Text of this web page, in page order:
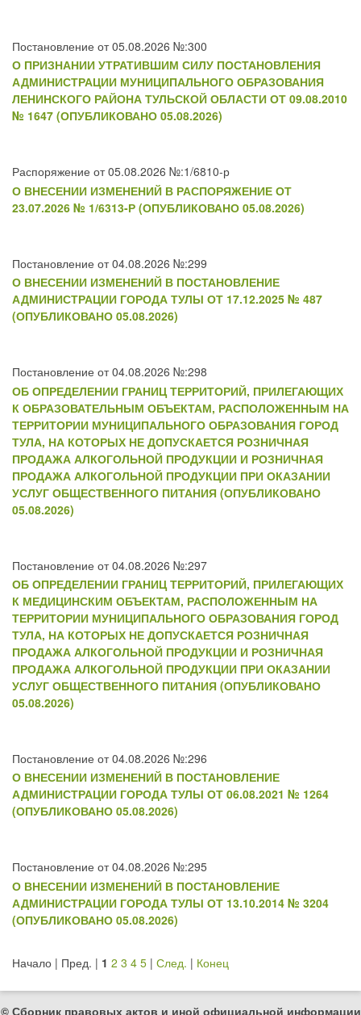
Постановление от 05.08.2026 №:300
О ПРИЗНАНИИ УТРАТИВШИМ СИЛУ ПОСТАНОВЛЕНИЯ
АДМИНИСТРАЦИИ МУНИЦИПАЛЬНОГО ОБРАЗОВАНИЯ
ЛЕНИНСКОГО РАЙОНА ТУЛЬСКОЙ ОБЛАСТИ ОТ 09.08.2010
№ 1647 (ОПУБЛИКОВАНО 05.08.2026)
Распоряжение от 05.08.2026 №:1/6810-р
О ВНЕСЕНИИ ИЗМЕНЕНИЙ В РАСПОРЯЖЕНИЕ ОТ
23.07.2026 № 1/6313-Р (ОПУБЛИКОВАНО 05.08.2026)
Постановление от 04.08.2026 №:299
О ВНЕСЕНИИ ИЗМЕНЕНИЙ В ПОСТАНОВЛЕНИЕ
АДМИНИСТРАЦИИ ГОРОДА ТУЛЫ ОТ 17.12.2025 № 487
(ОПУБЛИКОВАНО 05.08.2026)
Постановление от 04.08.2026 №:298
ОБ ОПРЕДЕЛЕНИИ ГРАНИЦ ТЕРРИТОРИЙ, ПРИЛЕГАЮЩИХ
К ОБРАЗОВАТЕЛЬНЫМ ОБЪЕКТАМ, РАСПОЛОЖЕННЫМ НА
ТЕРРИТОРИИ МУНИЦИПАЛЬНОГО ОБРАЗОВАНИЯ ГОРОД
ТУЛА, НА КОТОРЫХ НЕ ДОПУСКАЕТСЯ РОЗНИЧНАЯ
ПРОДАЖА АЛКОГОЛЬНОЙ ПРОДУКЦИИ И РОЗНИЧНАЯ
ПРОДАЖА АЛКОГОЛЬНОЙ ПРОДУКЦИИ ПРИ ОКАЗАНИИ
УСЛУГ ОБЩЕСТВЕННОГО ПИТАНИЯ (ОПУБЛИКОВАНО
05.08.2026)
Постановление от 04.08.2026 №:297
ОБ ОПРЕДЕЛЕНИИ ГРАНИЦ ТЕРРИТОРИЙ, ПРИЛЕГАЮЩИХ
К МЕДИЦИНСКИМ ОБЪЕКТАМ, РАСПОЛОЖЕННЫМ НА
ТЕРРИТОРИИ МУНИЦИПАЛЬНОГО ОБРАЗОВАНИЯ ГОРОД
ТУЛА, НА КОТОРЫХ НЕ ДОПУСКАЕТСЯ РОЗНИЧНАЯ
ПРОДАЖА АЛКОГОЛЬНОЙ ПРОДУКЦИИ И РОЗНИЧНАЯ
ПРОДАЖА АЛКОГОЛЬНОЙ ПРОДУКЦИИ ПРИ ОКАЗАНИИ
УСЛУГ ОБЩЕСТВЕННОГО ПИТАНИЯ (ОПУБЛИКОВАНО
05.08.2026)
Постановление от 04.08.2026 №:296
О ВНЕСЕНИИ ИЗМЕНЕНИЙ В ПОСТАНОВЛЕНИЕ
АДМИНИСТРАЦИИ ГОРОДА ТУЛЫ ОТ 06.08.2021 № 1264
(ОПУБЛИКОВАНО 05.08.2026)
Постановление от 04.08.2026 №:295
О ВНЕСЕНИИ ИЗМЕНЕНИЙ В ПОСТАНОВЛЕНИЕ
АДМИНИСТРАЦИИ ГОРОДА ТУЛЫ ОТ 13.10.2014 № 3204
(ОПУБЛИКОВАНО 05.08.2026)
Начало | Пред. | 1 2 3 4 5 | След. | Конец
© Сборник правовых актов и иной официальной информации